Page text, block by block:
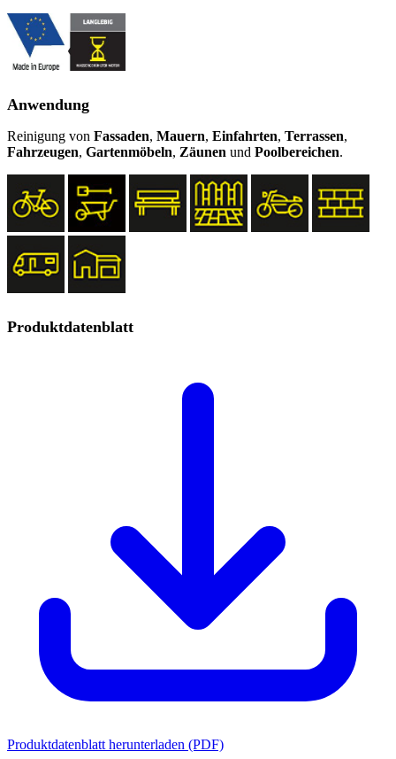
Anwendung
Reinigung von Fassaden, Mauern, Einfahrten, Terrassen,
Fahrzeugen, Gartenmöbeln, Zäunen und Poolbereichen.
Produktdatenblatt
Produktdatenblatt herunterladen (PDF)